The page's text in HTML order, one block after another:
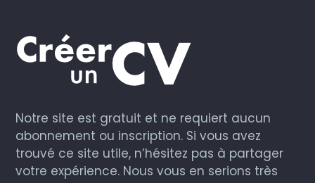
Notre site est gratuit et ne requiert aucun
abonnement ou inscription. Si vous avez
trouvé ce site utile, n’hésitez pas à partager
votre expérience. Nous vous en serions très